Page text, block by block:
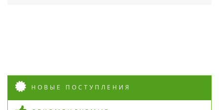
НОВЫЕ ПОСТУПЛЕНИЯ